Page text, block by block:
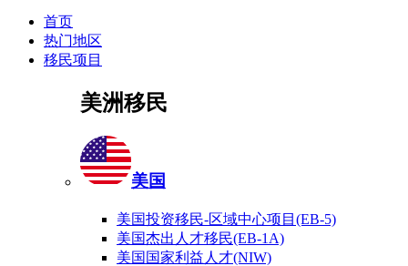
首页
热门地区
移民项目
美洲移民
美国
美国投资移民-区域中心项目(EB-5)
美国杰出人才移民(EB-1A)
美国国家利益人才(NIW)